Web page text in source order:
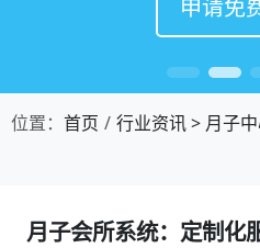
申请免
申请免
申请免
申请免
位置： 首页 行业资讯> 月子
月子会所系统：定制化